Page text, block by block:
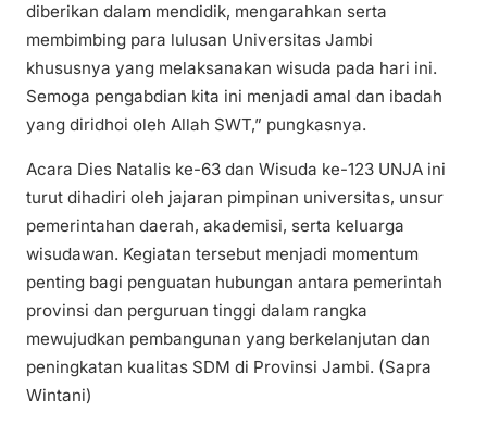
diberikan dalam mendidik, mengarahkan serta
membimbing para lulusan Universitas Jambi
khususnya yang melaksanakan wisuda pada hari ini.
Semoga pengabdian kita ini menjadi amal dan ibadah
yang diridhoi oleh Allah SWT,” pungkasnya.
Acara Dies Natalis ke-63 dan Wisuda ke-123 UNJA ini
turut dihadiri oleh jajaran pimpinan universitas, unsur
pemerintahan daerah, akademisi, serta keluarga
wisudawan. Kegiatan tersebut menjadi momentum
penting bagi penguatan hubungan antara pemerintah
provinsi dan perguruan tinggi dalam rangka
mewujudkan pembangunan yang berkelanjutan dan
peningkatan kualitas SDM di Provinsi Jambi. (Sapra
Wintani)